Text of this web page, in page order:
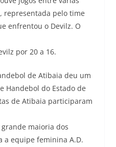
representada pelo time
enfrentou o Devilz. O
por 20 a 16.
de Atibaia deu um
Handebol do Estado de
de Atibaia participaram
maioria dos
a equipe feminina A.D.